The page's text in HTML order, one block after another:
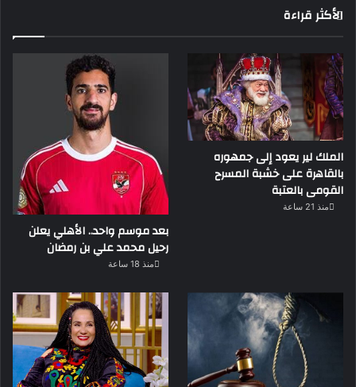
الأكثر قراءة
بعد موسم واحد.. الأهلي يعلن
رحيل محمد علي بن رمضان
منذ 18 ساعة
الملك لير يعود إلى جمهوره
بالقاهرة على خشبة المسرح
القومى بالعتبة
منذ 21 ساعة